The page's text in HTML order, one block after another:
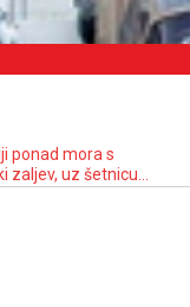
ponad mora s
zaljev, uz šetnicu